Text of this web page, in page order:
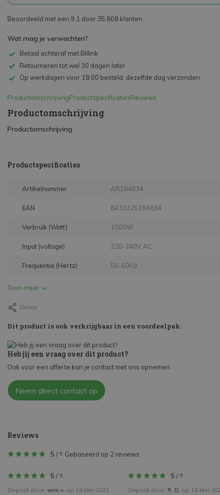
Beoordeeld met een 9,1 door 35.808 klanten
Wat mag je verwachten?
Betaal achteraf met Billink
Retourneren tot wel 30 dagen later
Op werkdagen voor 18:00 besteld, dezelfde dag verzonden.
ProductomschrijvingProductspecificatiesReviews
Productomschrijving
Productomschrijving
Productspecificaties
Artikelnummer AR184834
EAN 8433325184834
Verbruik (Watt) 1000W
Input (voltage) 220-240V AC
Frequentie (Hertz) 50-60Hz
Toon meer
Delen
Dit product is ook verkrijgbaar in een voordeelpak:
Heb jij een vraag over dit product?
Ook voor een offerte kan je contact met ons opnemen.
Neem direct contact op
Reviews
5 / 5 Gebaseerd op 2 reviews
5 / 5
Gepost door: wim v. op 18 Mei 2021
5 / 5
Gepost door: R. D. op 18 Mei